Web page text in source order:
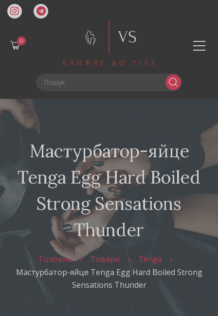
0
Мастурбатор-яйце
Tenga Egg Hard Boiled
Strong Sensations
Thunder
Головна Товари
Tenga
Мастурбатор-яйце Tenga Egg Hard Boiled Strong
Sensations Thunder